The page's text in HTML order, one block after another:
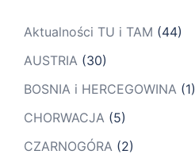
Aktualności TU i TAM (44)
AUSTRIA (30)
BOSNIA i HERCEGOWINA (1)
CHORWACJA (5)
CZARNOGÓRA (2)